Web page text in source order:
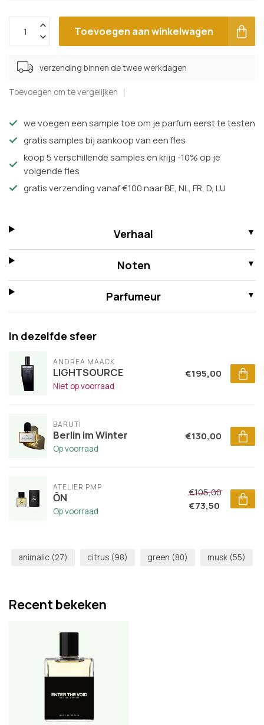
Toevoegen aan winkelwagen
verzending binnen de twee werkdagen
Toevoegen om te vergelijken
we voegen een sample toe om je parfum eerst te testen
gratis samples bij aankoop van een fles
koop 5 verschillende samples en krijg -10% op je
volgende fles
gratis verzending vanaf €100 naar BE, NL, FR, D, LU
Verhaal
Noten
Parfumeur
In dezelfde sfeer
ANDREA MAACK
LIGHTSOURCE
Niet op voorraad
€195,00
BARUTI
Berlin im Winter
Op voorraad
€130,00
ATELIER PMP
ŌN
Op voorraad
€105,00
€73,50
animalic (27) citrus (98) green (80) musk (55)
Recent bekeken